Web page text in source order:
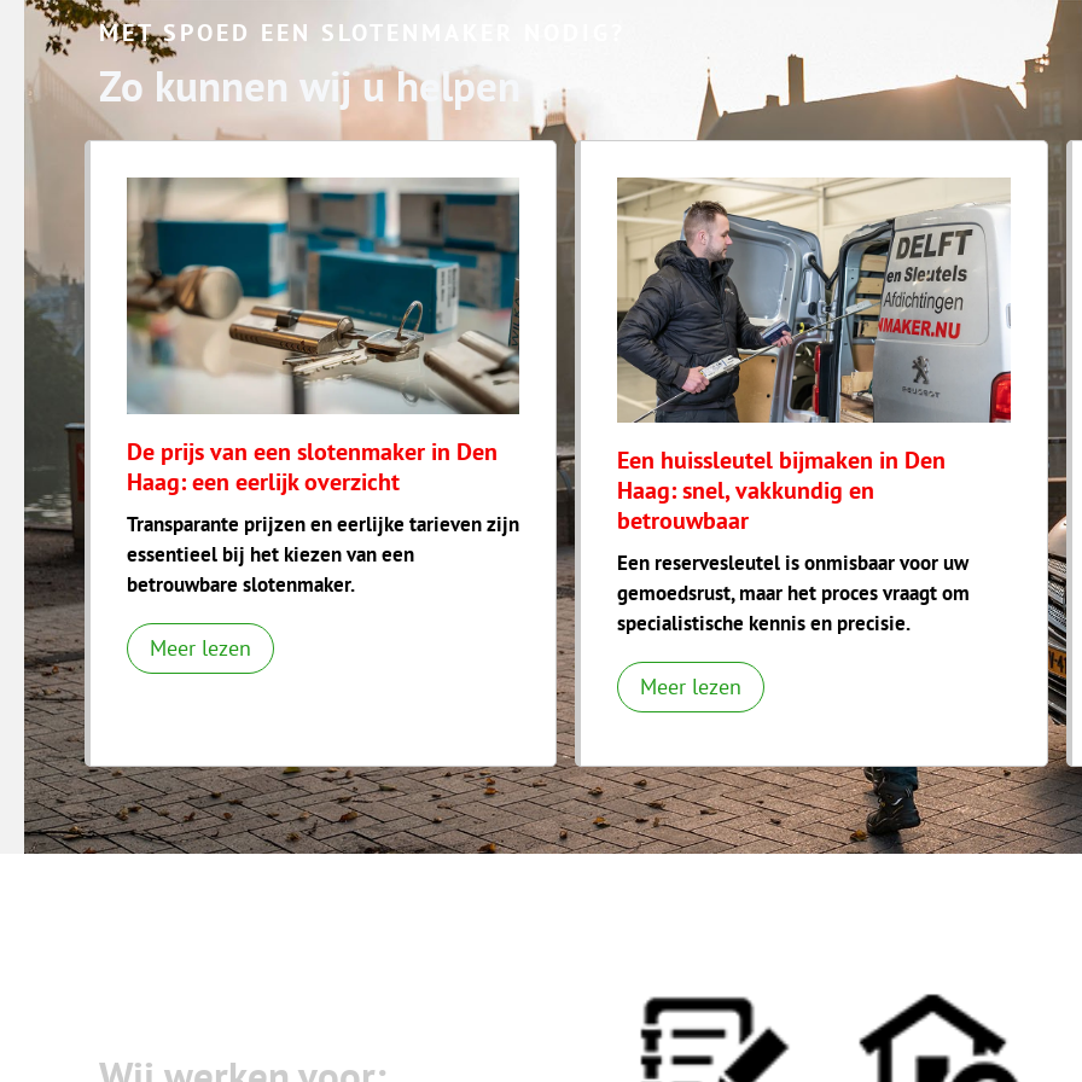
MET SPOED EEN SLOTENMAKER NODIG?
Zo kunnen wij u helpen
De prijs van een slotenmaker in Den
Haag: een eerlijk overzicht
Transparante prijzen en eerlijke tarieven zijn
essentieel bij het kiezen van een
betrouwbare slotenmaker.
Meer lezen
Een huissleutel bijmaken in Den
Haag: snel, vakkundig en
betrouwbaar
Een reservesleutel is onmisbaar voor uw
gemoedsrust, maar het proces vraagt om
specialistische kennis en precisie.
Meer lezen